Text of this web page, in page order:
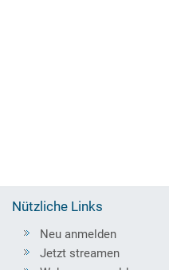
Nützliche Links
Neu anmelden
Jetzt streamen